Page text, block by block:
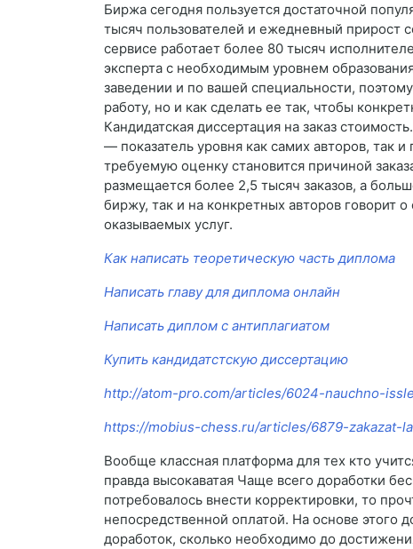
Биржа сегодня пользуется достаточной
тысяч пользователей и ежедневный прирост
сервисе работает более 80 тысяч
эксперта с необходимым уровнем
заведении и по вашей специальности,
работу, но и как сделать ее так, чтобы
Кандидатская диссертация на заказ
— показатель уровня как самих авторов, так
требуемую оценку становится причиной
размещается более 2,5 тысяч заказов, а
биржу, так и на конкретных авторов говорит
оказываемых услуг.
Как написать теоретическую часть диплома
Написать главу для диплома онлайн
Написать диплом с антиплагиатом
Купить кандидатстскую диссертацию
http://atom-pro.com/articles/6024-nauchno-
https://mobius-chess.ru/articles/6879-zakazat-
Вообще классная платформа для тех кто
правда высокаватая Чаще всего доработки
потребовалось внести корректировки, то
непосредственной оплатой. На основе этого
доработок, сколько необходимо до